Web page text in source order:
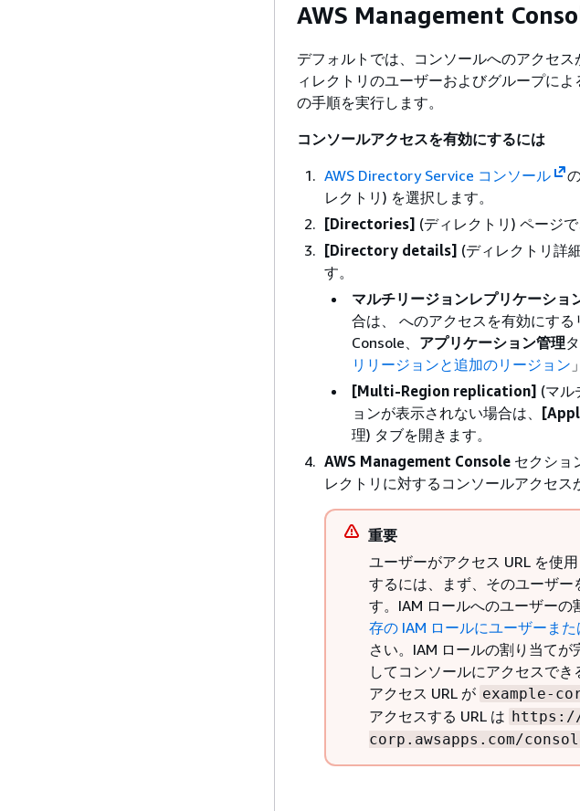
AWS Management
デフォルトでは、コンソールへのアクセ
ィレクトリのユーザーおよびグループに
の手順を実行します。
コンソールアクセスを有効にするには
AWS Directory Service コンソール
レクトリ) を選択します。
[Directories] (ディレクトリ) ページ
[Directory details] (ディレクトリ詳
す。
マルチリージョンレプリケーショ
合は、 へのアクセスを有効にす
Console、 アプリケーション管理
リリージョンと追加のリージョン
[Multi-Region replication] (マル
ョンが表示されない場合は、
理) タブを開きます。
AWS Management Console セクショ
レクトリに対するコンソールアクセス
重要
ユーザーがアクセス URL を使
するには、まず、そのユーザー
す。IAM ロールへのユーザー
存の IAM ロールにユーザーま
さい。IAM ロールの割り当て
してコンソールにアクセスで
アクセス URL が example-
アクセスする URL は https://
corp.awsapps.com/